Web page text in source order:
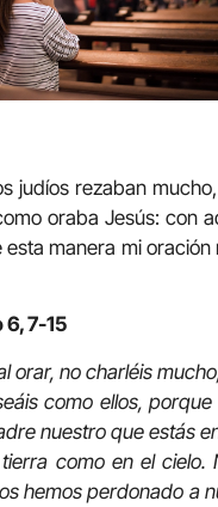
judíos rezaban
oraba Jesús: con
manera mi
7-15
orar, no charléis
como ellos,
nuestro que estás
como en el
hemos perdonado a